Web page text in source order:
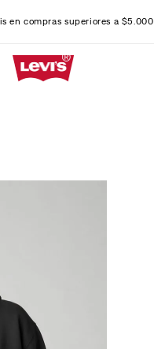
en compras superiores a $5.000